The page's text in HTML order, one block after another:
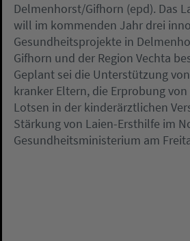
Delmenhorst/Gifhorn (epd). Das
will im kommenden Jahr drei
Gesundheitsprojekte in
Gifhorn und der Region Vechta
Geplant sei die Unterstützung
kranker Eltern, die Erprobung
Lotsen in der kinderärztlichen
Stärkung von Laien-Ersthilfe im
Gesundheitsministerium am